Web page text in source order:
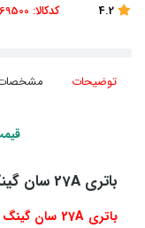
کدکالا:
توضیحات
باتری 27A سان گینگ
باتری 27A سان گینگ